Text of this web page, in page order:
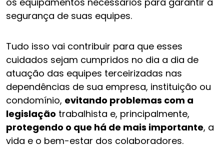
segurança de suas equipes.
Tudo isso vai contribuir para que esses
cuidados sejam cumpridos no dia a dia de
atuação das equipes terceirizadas nas
dependências de sua empresa, instituição ou
condomínio, evitando problemas com a
legislação trabalhista e, principalmente,
protegendo o que há de mais importante, a
vida e o bem-estar dos colaboradores.